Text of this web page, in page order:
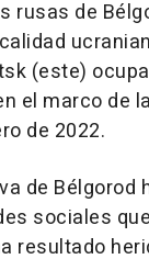
rusas de
(este)
el marco de
de 2022.
de Bélgorod
sociales
resultado